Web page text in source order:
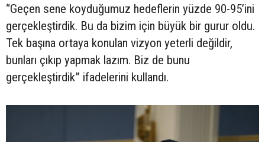
“Geçen sene koyduğumuz hedeflerin yüzde 90-95’ini
gerçekleştirdik. Bu da bizim için büyük bir gurur oldu.
Tek başına ortaya konulan vizyon yeterli değildir,
bunları çıkıp yapmak lazım. Biz de bunu
gerçekleştirdik” ifadelerini kullandı.